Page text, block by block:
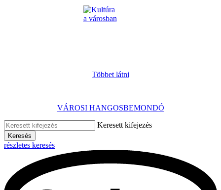
Többet látni
VÁROSI HANGOSBEMONDÓ
Keresett kifejezés
Keresés
részletes keresés